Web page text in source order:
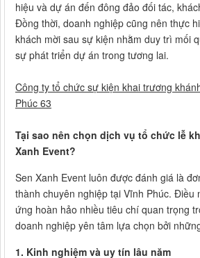
hiệu và dự án đến đông đảo đối tác,
Đồng thời, doanh nghiệp cũng nên thực
khách mời sau sự kiện nhằm duy trì mối
sự phát triển dự án trong tương lai.
Công ty tổ chức sự kiện khai trương
Phúc 63
Tại sao nên chọn dịch vụ tổ chức lễ
Xanh Event?
Sen Xanh Event luôn được đánh giá là
thành chuyên nghiệp tại Vĩnh Phúc. Điều
ứng hoàn hảo nhiều tiêu chí quan trọng
doanh nghiệp yên tâm lựa chọn bởi
1. Kinh nghiệm và uy tín lâu năm